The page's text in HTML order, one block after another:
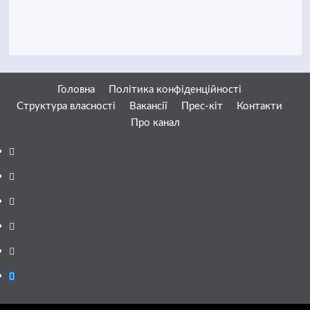
Головна
Політика конфіденційності
Структура власності
Вакансії Прес-кіт
Контакти
Про канал
Facebook
YouTube
Telegram
Instagram
Twitter
Google